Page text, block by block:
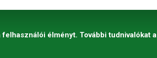
élményt. További tudnivalókat a